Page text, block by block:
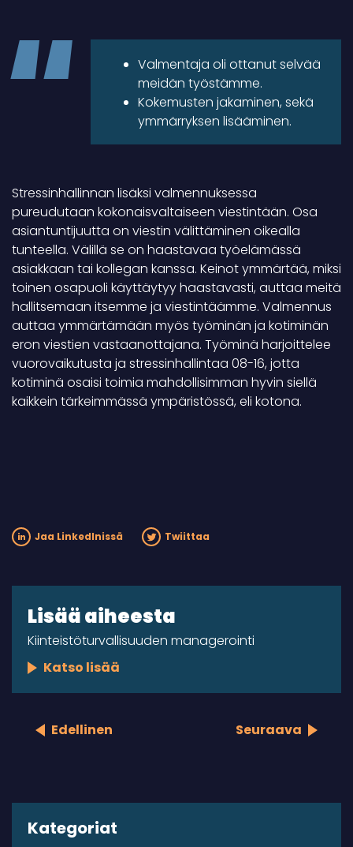
Valmentaja oli ottanut selvää
meidän työstämme.
Kokemusten jakaminen, sekä
ymmärryksen lisääminen.
Stressinhallinnan lisäksi valmennuksessa
pureudutaan kokonaisvaltaiseen viestintään. Osa
asiantuntijuutta on viestin välittäminen oikealla
tunteella. Välillä se on haastavaa työelämässä
asiakkaan tai kollegan kanssa. Keinot ymmärtää, miksi
toinen osapuoli käyttäytyy haastavasti, auttaa meitä
hallitsemaan itsemme ja viestintäämme. Valmennus
auttaa ymmärtämään myös työminän ja kotiminän
eron viestien vastaanottajana. Työminä harjoittelee
vuorovaikutusta ja stressinhallintaa 08-16, jotta
kotiminä osaisi toimia mahdollisimman hyvin siellä
kaikkein tärkeimmässä ympäristössä, eli kotona.
Jaa LinkedInissä Twiittaa
Lisää aiheesta
Kiinteistöturvallisuuden managerointi
Katso lisää
Edellinen Seuraava
Kategoriat